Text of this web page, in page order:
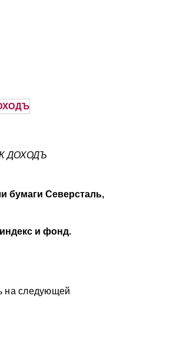
ДОХОДЪ
бумаги Северсталь,
и фонд.
на следующей